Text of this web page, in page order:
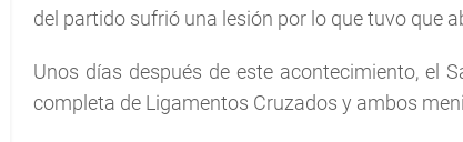
del partido sufrió una lesión por lo que tuvo que
Unos días después de este acontecimiento, el
completa de Ligamentos Cruzados y ambos